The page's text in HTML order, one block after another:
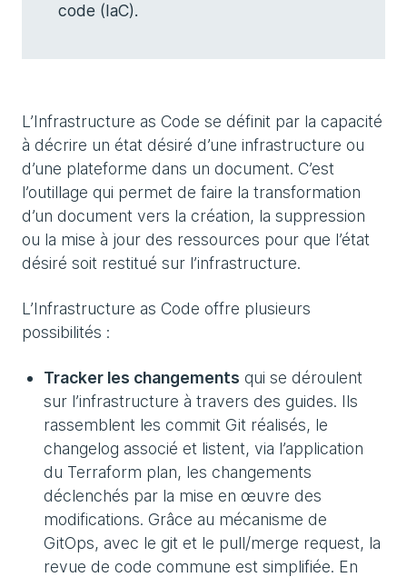
code (IaC).
L’Infrastructure as Code se définit par la capacité
à décrire un état désiré d’une infrastructure ou
d’une plateforme dans un document. C’est
l’outillage qui permet de faire la transformation
d’un document vers la création, la suppression
ou la mise à jour des ressources pour que l’état
désiré soit restitué sur l’infrastructure.
L’Infrastructure as Code offre plusieurs
possibilités :
Tracker les changements qui se déroulent
sur l’infrastructure à travers des guides. Ils
rassemblent les commit Git réalisés, le
changelog associé et listent, via l’application
du Terraform plan, les changements
déclenchés par la mise en œuvre des
modifications. Grâce au mécanisme de
GitOps, avec le git et le pull/merge request, la
revue de code commune est simplifiée. En